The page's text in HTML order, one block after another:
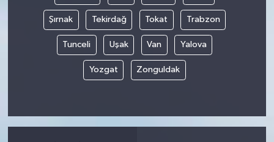
Şırnak Tekirdağ Tokat Trabzon
Tunceli Uşak Van Yalova
Yozgat Zonguldak